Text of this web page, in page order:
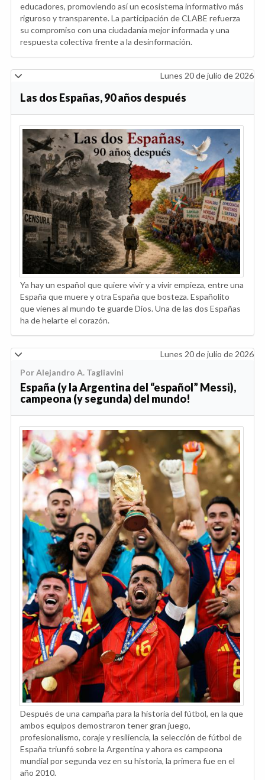
educadores, promoviendo así un ecosistema informativo más
riguroso y transparente. La participación de CLABE refuerza
su compromiso con una ciudadanía mejor informada y una
respuesta colectiva frente a la desinformación.
Lunes 20 de julio de 2026
Las dos Españas, 90 años después
Ya hay un español que quiere vivir y a vivir empieza, entre una
España que muere y otra España que bosteza. Españolito
que vienes al mundo te guarde Dios. Una de las dos Españas
ha de helarte el corazón.
Lunes 20 de julio de 2026
Por Alejandro A. Tagliavini
España (y la Argentina del “español” Messi),
campeona (y segunda) del mundo!
Después de una campaña para la historia del fútbol, en la que
ambos equipos demostraron tener gran juego,
profesionalismo, coraje y resiliencia, la selección de fútbol de
España triunfó sobre la Argentina y ahora es campeona
mundial por segunda vez en su historia, la primera fue en el
año 2010.